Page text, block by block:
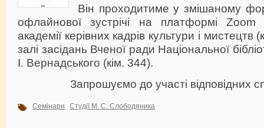
Він проходитиме у змішаному
офлайнової зустрічі на платформі
академії керівних кадрів культури і мистецтв
залі засідань Вченої ради Національної
І. Вернадського (кім. 344).
Запрошуємо до участі відповідних
Семінари Студії М. С. Слободяника